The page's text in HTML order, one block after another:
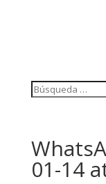
01-14